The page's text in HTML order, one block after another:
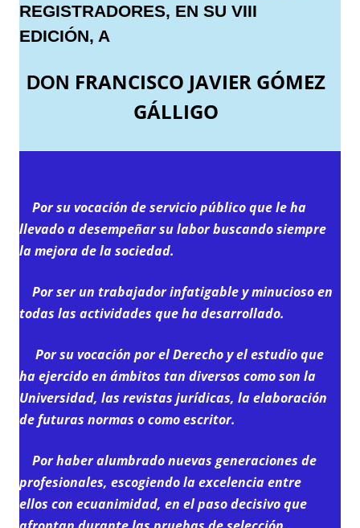
REGISTRADORES, EN SU VIII
EDICIÓN, A
DON FRANCISCO JAVIER GÓMEZ
GÁLLIGO
Por su vocación de servicio público que le ha
llevado a desempeñar su labor buscando siempre
la mejora de la sociedad.
Por ser un trabajador infatigable y minucioso en
todas las actividades que ha desarrollado.
Por su vocación por el Derecho y el estudio que
ha ejercido en ámbitos tan diversos como son la
Universidad, las revistas jurídicas, la elaboración
de futuras normas o como escritor.
Por haber alumbrado nuevas generaciones de
profesionales, escogiendo la excelencia entre
ellos con ecuanimidad, en el paso decisivo que